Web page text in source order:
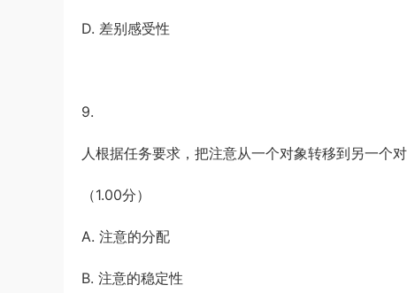
D. 差别感受性
9.
人根据任务要求，把注意从一个对象转移到另一
（1.00分）
A. 注意的分配
B. 注意的稳定性